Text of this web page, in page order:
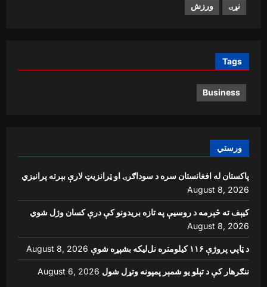
نړۍ ورزش
Tags
Business
ورستي
پاکستان له افغانستان سره د سوداګرۍ او ټرانزیټ لارې بېرته پرانیزي
August 8, 2026
کیېف ته څېرمه د روسیې په تازه بریدونو کې درې کسان وژل شوي
August 8, 2026
د ټاپي پروژې ۱۱۶ کیلومتره نل‌لیکه بشپړه شوې August 8, 2026
ننګرهار کې د تېلو یو شمېر پمپونه وتړل شول August 6, 2026